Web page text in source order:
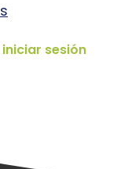
iniciar sesión